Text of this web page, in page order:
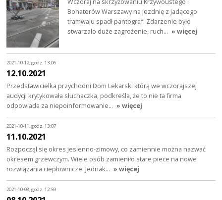
Bohaterów Warszawy na jezdnię z jadącego
tramwaju spadł pantograf. Zdarzenie było
stwarzało duże zagrożenie, ruch… » więcej
2021-10-12, godz. 13:06
12.10.2021
Przedstawicielka przychodni Dom Lekarski którą we wczorajszej
audycji krytykowała słuchaczka, podkreśla, że to nie ta firma
odpowiada za niepoinformowanie… » więcej
2021-10-11, godz. 13:07
11.10.2021
Rozpoczął się okres jesienno-zimowy, co zamiennie można nazwać
okresem grzewczym. Wiele osób zamieniło stare piece na nowe
rozwiązania ciepłownicze. Jednak… » więcej
2021-10-08, godz. 12:59